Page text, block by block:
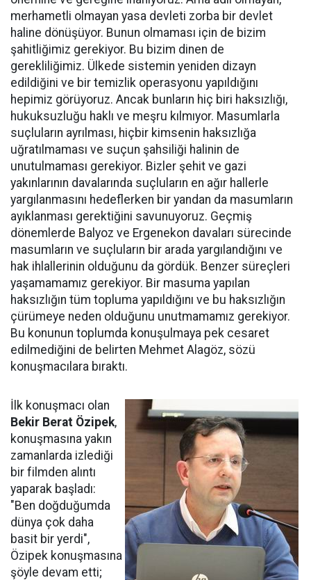
merhametli olmayan yasa devleti zorba bir devlet
haline dönüşüyor. Bunun olmaması için de bizim
şahitliğimiz gerekiyor. Bu bizim dinen de
gerekliliğimiz. Ülkede sistemin yeniden dizayn
edildiğini ve bir temizlik operasyonu yapıldığını
hepimiz görüyoruz. Ancak bunların hiç biri haksızlığı,
hukuksuzluğu haklı ve meşru kılmıyor. Masumlarla
suçluların ayrılması, hiçbir kimsenin haksızlığa
uğratılmaması ve suçun şahsiliği halinin de
unutulmaması gerekiyor. Bizler şehit ve gazi
yakınlarının davalarında suçluların en ağır hallerle
yargılanmasını hedeflerken bir yandan da masumların
ayıklanması gerektiğini savunuyoruz. Geçmiş
dönemlerde Balyoz ve Ergenekon davaları sürecinde
masumların ve suçluların bir arada yargılandığını ve
hak ihlallerinin olduğunu da gördük. Benzer süreçleri
yaşamamamız gerekiyor. Bir masuma yapılan
haksızlığın tüm topluma yapıldığını ve bu haksızlığın
çürümeye neden olduğunu unutmamamız gerekiyor.
Bu konunun toplumda konuşulmaya pek cesaret
edilmediğini de belirten Mehmet Alagöz, sözü
konuşmacılara bıraktı.
İlk konuşmacı olan
Bekir Berat Özipek,
konuşmasına yakın
zamanlarda izlediği
bir filmden alıntı
yaparak başladı:
"Ben doğduğumda
dünya çok daha
basit bir yerdi",
Özipek konuşmasına
şöyle devam etti;